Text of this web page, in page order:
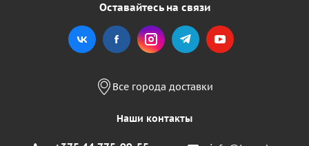
Оставайтесь на связи
Все города доставки
Наши контакты